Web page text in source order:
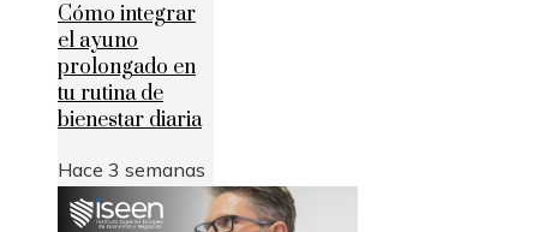
Cómo integrar
el ayuno
prolongado en
tu rutina de
bienestar diaria
Hace 3 semanas